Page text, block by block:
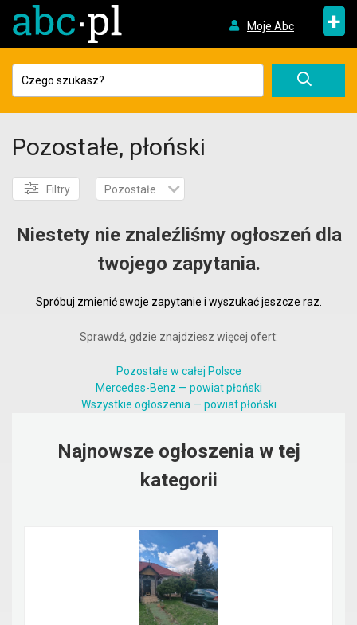
Moje Abc +
Pozostałe, płoński
Filtry Pozostałe
Niestety nie znaleźliśmy ogłoszeń dla
twojego zapytania.
Spróbuj zmienić swoje zapytanie i wyszukać jeszcze raz.
Sprawdź, gdzie znajdziesz więcej ofert:
Pozostałe w całej Polsce
Mercedes-Benz — powiat płoński
Wszystkie ogłoszenia — powiat płoński
Najnowsze ogłoszenia w tej
kategorii